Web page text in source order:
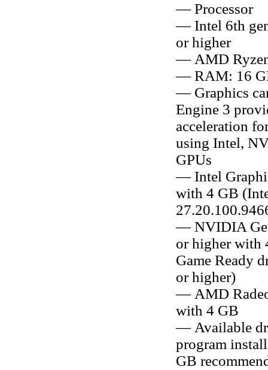
— Processor
— Intel 6th
or higher
— AMD
— RAM: 16
— Graphics
Engine 3
acceleration
using Intel,
GPUs
— Intel
with 4 GB
— NVIDIA
or higher with
Game Ready
or higher)
— AMD
with 4 GB
— Available
program
GB